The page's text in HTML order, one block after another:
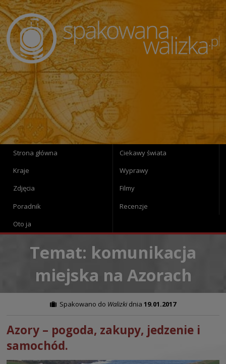
Strona główna
Ciekawy świata
Kraje
Wyprawy
Zdjęcia
Filmy
Poradnik
Recenzje
Oto ja
Temat: komunikacja
miejska na Azorach
Spakowano do Walizkidnia 19.01.2017
Azory – pogoda, zakupy, jedzenie i
samochód.